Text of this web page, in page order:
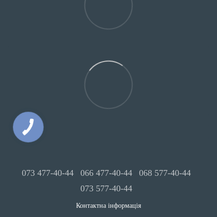
073 477-40-44 066 477-40-44
068 577-40-44
073 577-40-44
Контактна інформація